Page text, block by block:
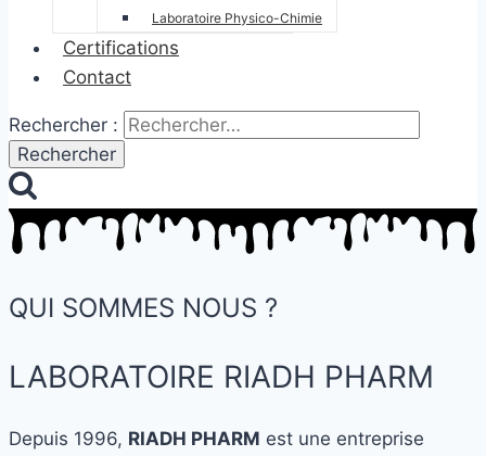
Laboratoire Physico-Chimie
Certifications
Contact
Rechercher :
QUI SOMMES NOUS ?
LABORATOIRE RIADH PHARM
Depuis 1996, RIADH PHARM est une entreprise